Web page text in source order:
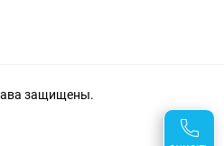
защищены.